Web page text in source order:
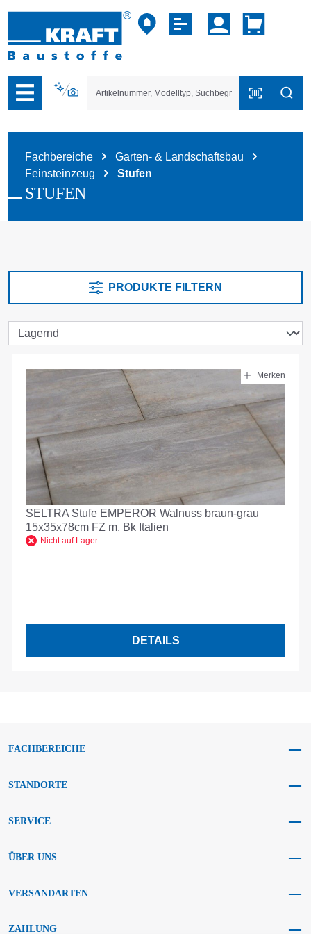
der B2B-Plattform springen
Fachbereiche
Garten- & Landschaftsbau
Feinsteinzeug
Stufen
STUFEN
PRODUKTE FILTERN
Merken
SELTRA Stufe EMPEROR Walnuss braun-grau
15x35x78cm FZ m. Bk Italien
Nicht auf Lager
DETAILS
FACHBEREICHE
STANDORTE
SERVICE
ÜBER UNS
VERSANDARTEN
ZAHLUNG